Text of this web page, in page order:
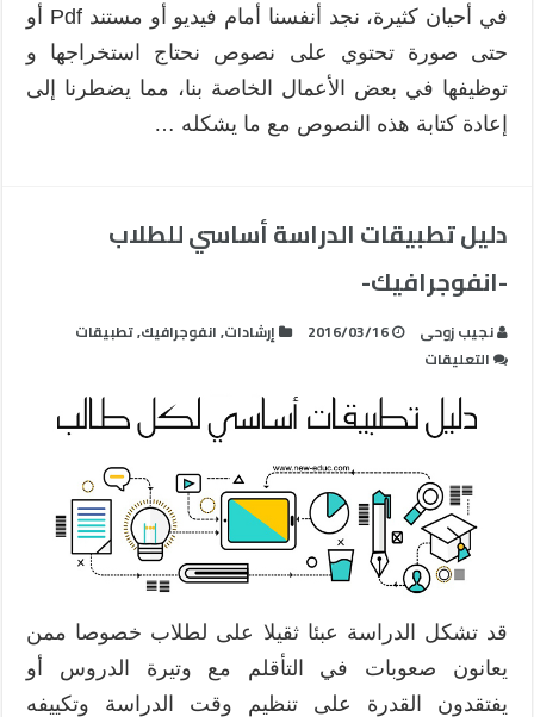
في أحيان كثيرة، نجد أنفسنا أمام فيديو أو مستند Pdf أو
حتى صورة تحتوي على نصوص نحتاج استخراجها و
توظيفها في بعض الأعمال الخاصة بنا، مما يضطرنا إلى
إعادة كتابة هذه النصوص مع ما يشكله …
دليل تطبيقات الدراسة أساسي للطلاب
-انفوجرافيك-
نجيب زوحى 2016/03/16 إرشادات,انفوجرافيك,تطبيقات
التعليقات
تطبيقات
أساسي
للطلاب
-انفوجرافيك-
مغلقة
قد تشكل الدراسة عبئا ثقيلا على لطلاب خصوصا ممن
يعانون صعوبات في التأقلم مع وتيرة الدروس أو
يفتقدون القدرة على تنظيم وقت الدراسة وتكييفه